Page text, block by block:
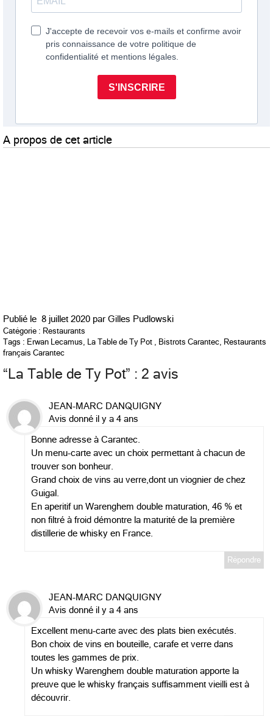
A propos de cet article
Publié le 8 juillet 2020 par Gilles Pudlowski
Catégorie : Restaurants
Tags : Erwan Lecamus, La Table de Ty Pot , Bistrots Carantec, Restaurants
français Carantec
“ La Table de Ty Pot” : 2 avis
JEAN-MARC DANQUIGNY
Avis donné il y a 4 ans
Bonne adresse à Carantec.
Un menu-carte avec un choix permettant à chacun de
trouver son bonheur.
Grand choix de vins au verre,dont un viognier de chez
Guigal.
En aperitif un Warenghem double maturation, 46 % et
non filtré à froid démontre la maturité de la première
distillerie de whisky en France.
Répondre
JEAN-MARC DANQUIGNY
Avis donné il y a 4 ans
Excellent menu-carte avec des plats bien exécutés.
Bon choix de vins en bouteille, carafe et verre dans
toutes les gammes de prix.
Un whisky Warenghem double maturation apporte la
preuve que le whisky français suffisamment vieilli est à
découvrir.